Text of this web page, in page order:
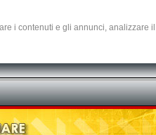
i contenuti e gli annunci, analizzare